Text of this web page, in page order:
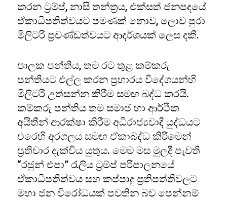
කරන ට්‍රම්ප්, නාසි තන්ත්‍රය, එක්සත් ජනපදයේ
ඒකාධිපතිත්වයට පමණක් නොව, ලොව පුරා
මිලිටරි ප්‍රචණ්ඩත්වයට ආදර්ශයක් ලෙස දකී.
පාලක පන්තිය, තම රට තුළ කම්කරු
පන්තියට එල්ල කරන ප්‍රහාරය විදේශයන්හි
මිලිටරි උත්සන්න කිරීම සමඟ බද්ධ කරයි.
කම්කරු පන්තිය තම සමාජ හා ආර්ථික
අයිතීන් ආරක්ෂා කිරීම අධිරාජ්‍යවාදී යුද්ධයට
එරෙහි අරගලය සමඟ ඒකාබද්ධ කිරීමෙන්
ප්‍රතිචාර දැක්විය යුතුය. මෙම මස මුලදී පැවති
“රජුන් එපා” රැලිය ට්‍රම්ප් පරිපාලනයේ
ඒකාධිපතිත්වය සහ කප්පාදු ප්‍රතිපත්තිවලට
මහා ජන විරෝධයක් පවතින බව පෙන්නුම්